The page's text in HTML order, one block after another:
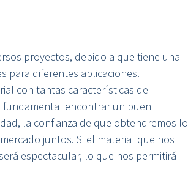
proyectos, debido a que tiene una
para diferentes aplicaciones.
con tantas características de
fundamental encontrar un buen
la confianza de que obtendremos lo
juntos. Si el material que nos
espectacular, lo que nos permitirá